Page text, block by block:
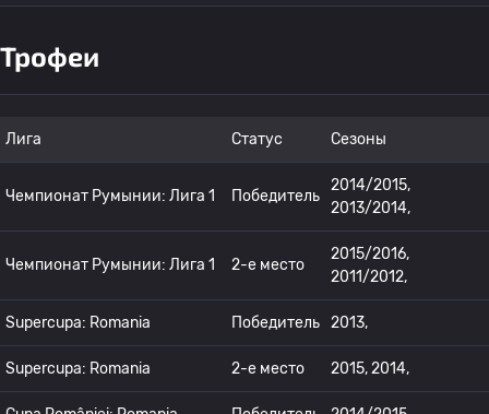
Трофеи
Лига Статус Сезоны
Чемпионат Румынии: Лига 1 Победитель
2014/2015,
2013/2014,
Чемпионат Румынии: Лига 1 2-е место
2015/2016,
2011/2012,
Supercupa: Romania Победитель 2013,
Supercupa: Romania 2-е место 2015, 2014,